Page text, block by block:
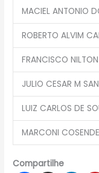
MACIEL ANTONIO
ROBERTO ALVIM
FRANCISCO
JULIO CESAR M
LUIZ CARLOS DE
MARCONI
Compartilhe